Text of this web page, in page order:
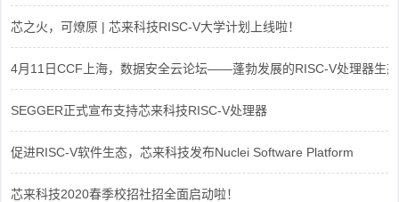
芯之火，可燎原 | 芯来科技RISC-V大学计划上线啦！
4月11日CCF上海，数据安全云论坛——蓬勃发展的RISC-V处理器生态
SEGGER正式宣布支持芯来科技RISC-V处理器
促进RISC-V软件生态，芯来科技发布Nuclei Software Platform
芯来科技2020春季校招社招全面启动啦！